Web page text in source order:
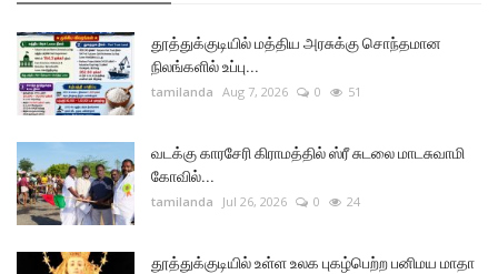
தூத்துக்குடியில் மத்திய அரசுக்கு சொந்தமான
நிலங்களில் உப்பு...
tamilanda Aug 7, 2026 0 51
வடக்கு காரசேரி கிராமத்தில் ஸ்ரீ சுடலை மாடசுவாமி
கோவில்...
tamilanda Jul 26, 2026 0 24
தூத்துக்குடியில் உள்ள உலக புகழ்பெற்ற பனிமய மாதா